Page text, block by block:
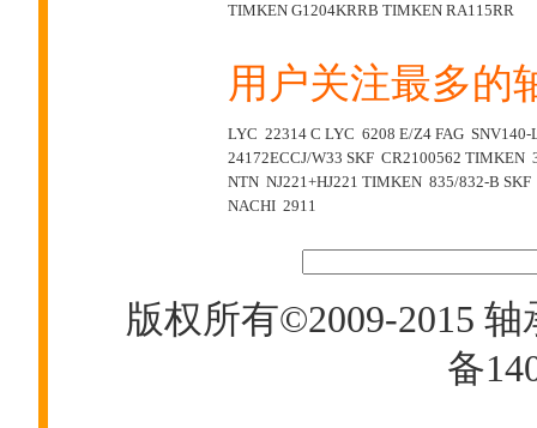
TIMKEN G1204KRRB TIMKEN RA115RR
用户关注最多的
LYC 22314 C LYC 6208 E/Z4 FAG SNV140-
24172ECCJ/W33 SKF CR2100562 TIMKEN
NTN NJ221+HJ221 TIMKEN 835/832-B SKF
NACHI 2911
版权所有©2009-2015 轴
备